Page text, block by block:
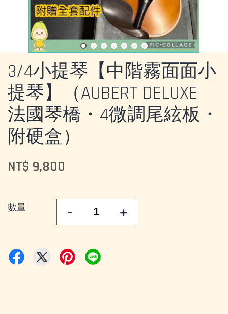
3/4小提琴【中階霧面面小
提琴】（AUBERT DELUXE
法國琴橋・4微調尾絃板・
附硬盒）
NT$ 9,800
數量 - +